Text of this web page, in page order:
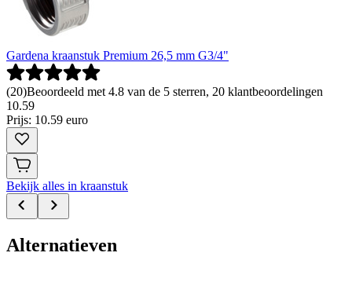
Gardena kraanstuk Premium 26,5 mm G3/4"
(20)Beoordeeld met 4.8 van de 5 sterren, 20 klantbeoordelingen
10.59
Prijs: 10.59 euro
Bekijk alles in kraanstuk
Alternatieven